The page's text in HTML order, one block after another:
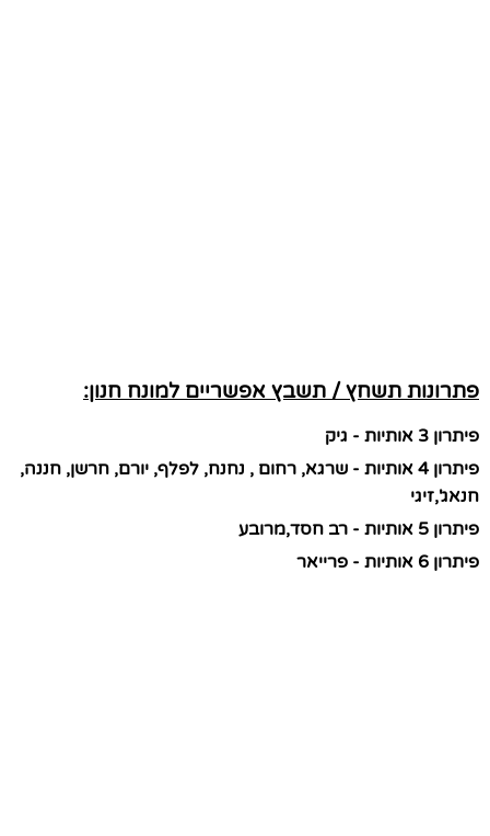
פתרונות תשחץ / תשבץ אפשריים למונח חנון:
פיתרון 3 אותיות - גיק
פיתרון 4 אותיות - שרגא, רחום , נחנח, לפלף, יורם, חרשן, חננה,
חנאג',זיגי
פיתרון 5 אותיות - רב חסד,מרובע
פיתרון 6 אותיות - פרייאר